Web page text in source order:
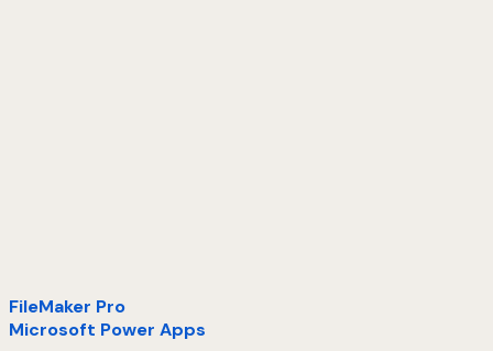
FileMaker Pro
Microsoft Power Apps